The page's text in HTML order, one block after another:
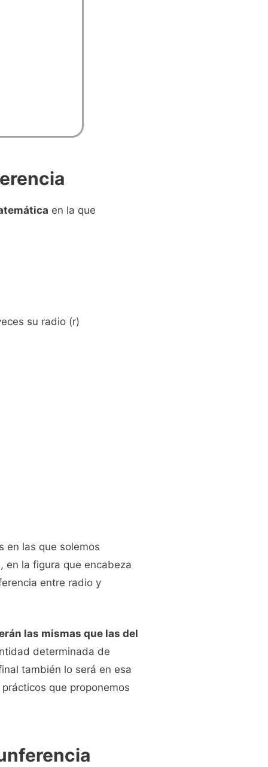
en la que
su radio (r)
en las que solemos
en la figura que encabeza
entre radio y
las mismas que las del
determinada de
también lo será en esa
que proponemos